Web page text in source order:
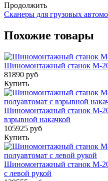
Продолжить
Сканеры для грузовых
Похожие товары
Шиномонтажный станок М-
81890 руб
Купить
Шиномонтажный станок M-
взрывной накачкой
105925 руб
Купить
Шиномонтажный станок М-
с левой рукой